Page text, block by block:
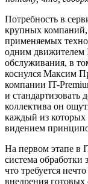
Потребность в
крупных
применяемых
одним движителем
обслуживания, в
коснулся Максим
компании IT-
и стандартизовать
коллектива он
каждый из которых
видением
На первом этапе в
система обработки
что требуется
внедрения